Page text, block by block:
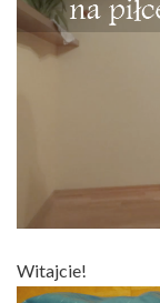
Witajcie!